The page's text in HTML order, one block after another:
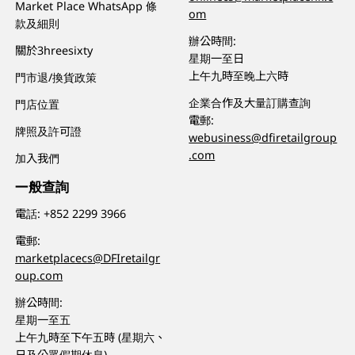
Market Place WhatsApp 條
款及細則
關於3hreesixty
門市退/換貨政策
門店位置
牌照及許可證
加入我們
一般查詢
電話:+852 2299 3966
電郵:
marketplacecs@DFIretailgr
oup.com
辦公時間:
星期一至五
上午九時至下午五時 (星期六、
om
辦公時間:
星期一至日
上午九時至晚上六時
企業合作及大量訂購查詢
電郵:
webusiness@dfiretailgroup
.com